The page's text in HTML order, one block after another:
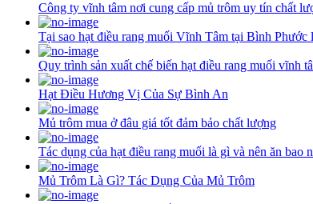
Công ty vĩnh tâm nơi cung cấp mủ trôm uy tín chất
Tại sao hạt điều rang muối Vĩnh Tâm tại Bình Phước
Quy trình sản xuất chế biến hạt điều rang muối vĩnh
Hạt Điều Hương Vị Của Sự Bình An
Mủ trôm mua ở đâu giá tốt đảm bảo chất lượng
Tác dụng của hạt điều rang muối là gì và nên ăn bao
Mủ Trôm Là Gì? Tác Dụng Của Mủ Trôm